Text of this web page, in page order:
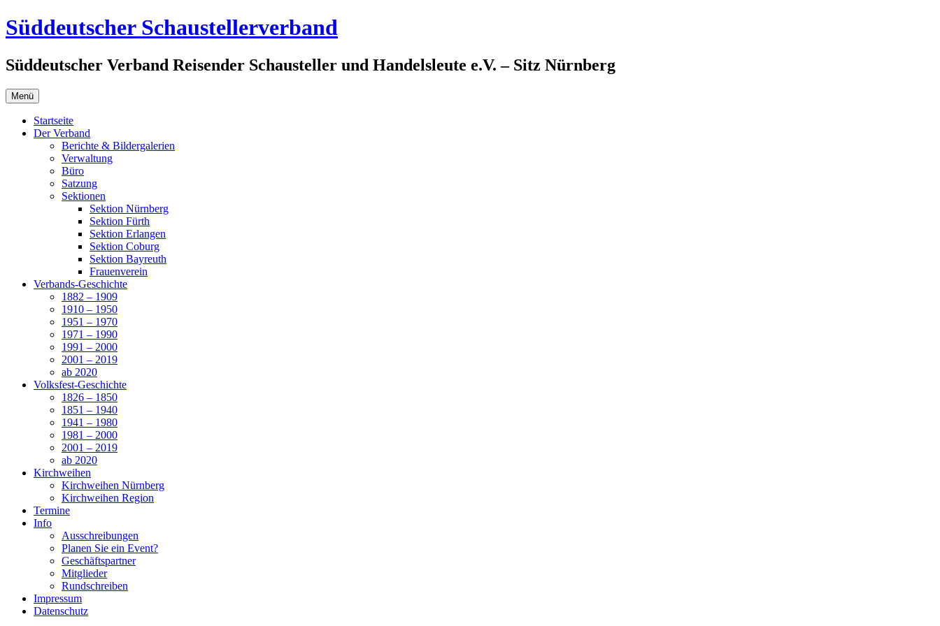
Zum
Inhalt
Süddeutscher Schaustellerverband
Süddeutscher Verband Reisender Schausteller und Handelsleute e.V. – Sitz Nürnberg
Menü
Startseite
Der Verband
Berichte & Bildergalerien
Verwaltung
Büro
Satzung
Sektionen
Sektion Nürnberg
Sektion Fürth
Sektion Erlangen
Sektion Coburg
Sektion Bayreuth
Frauenverein
Verbands-Geschichte
1882 – 1909
1910 – 1950
1951 – 1970
1971 – 1990
1991 – 2000
2001 – 2019
ab 2020
Volksfest-Geschichte
1826 – 1850
1851 – 1940
1941 – 1980
1981 – 2000
2001 – 2019
ab 2020
Kirchweihen
Kirchweihen Nürnberg
Kirchweihen Region
Termine
Info
Ausschreibungen
Planen Sie ein Event?
Geschäftspartner
Mitglieder
Rundschreiben
Impressum
Datenschutz